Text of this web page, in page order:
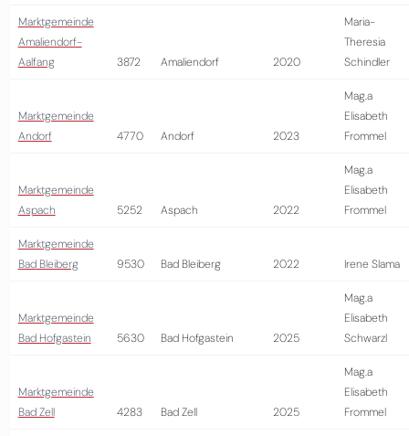
Marktgemeinde
Amaliendorf-
Aalfang
3872 Amaliendorf 2020
Maria-
Theresia
Schindler
Marktgemeinde
Andorf
4770 Andorf 2023
Mag.a
Elisabeth
Frommel
Marktgemeinde
Aspach
5252 Aspach 2022
Mag.a
Elisabeth
Frommel
Marktgemeinde
Bad Bleiberg
9530 Bad Bleiberg 2022 Irene Slama
Marktgemeinde
Bad Hofgastein
5630 Bad Hofgastein 2025
Mag.a
Elisabeth
Schwarzl
Marktgemeinde
Bad Zell
4283 Bad Zell 2025
Mag.a
Elisabeth
Frommel